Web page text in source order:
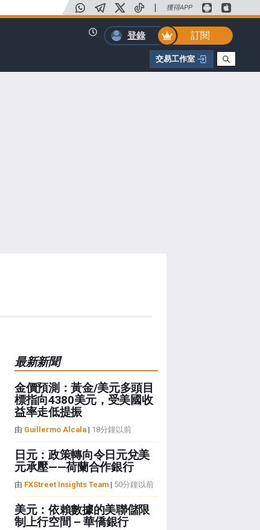
| 獲得APP
登錄
訂閱
交易工作室
最新新聞
金價預測：黃金/美元多頭目
標指向4380美元，受美國收
益率走低提振
由 Guillermo Alcala| 18分鐘以前
日元：政策轉向令日元兌美
元承壓——荷蘭合作銀行
由 FXStreet Insights Team| 50分鐘以前
美元：依賴數據的美聯儲限
制上行空間 – 華僑銀行